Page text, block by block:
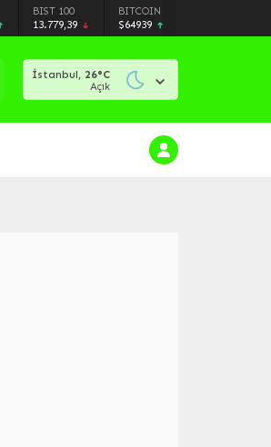
BIST 100
13.779,39
BITCOIN
$64939
İstanbul, 26°C
Açık